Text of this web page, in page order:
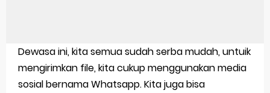
Bitcoin Miner Android: Apa Itu Dan Bagaimana Cara Menggunakannya
Pp Wa Couple Pasangan: Cara Terbaik Untuk Menjaga Hubungan
Dewasa ini, kita semua sudah serba mudah, untuik
mengirimkan file, kita cukup menggunakan media
sosial bernama Whatsapp. Kita juga bisa